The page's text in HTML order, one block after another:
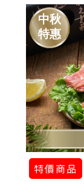
中秋
特惠
特價商品